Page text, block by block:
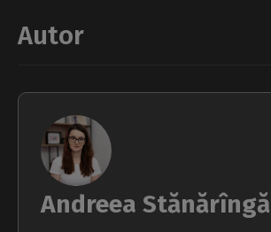
Autor
Andreea Stănărîngă